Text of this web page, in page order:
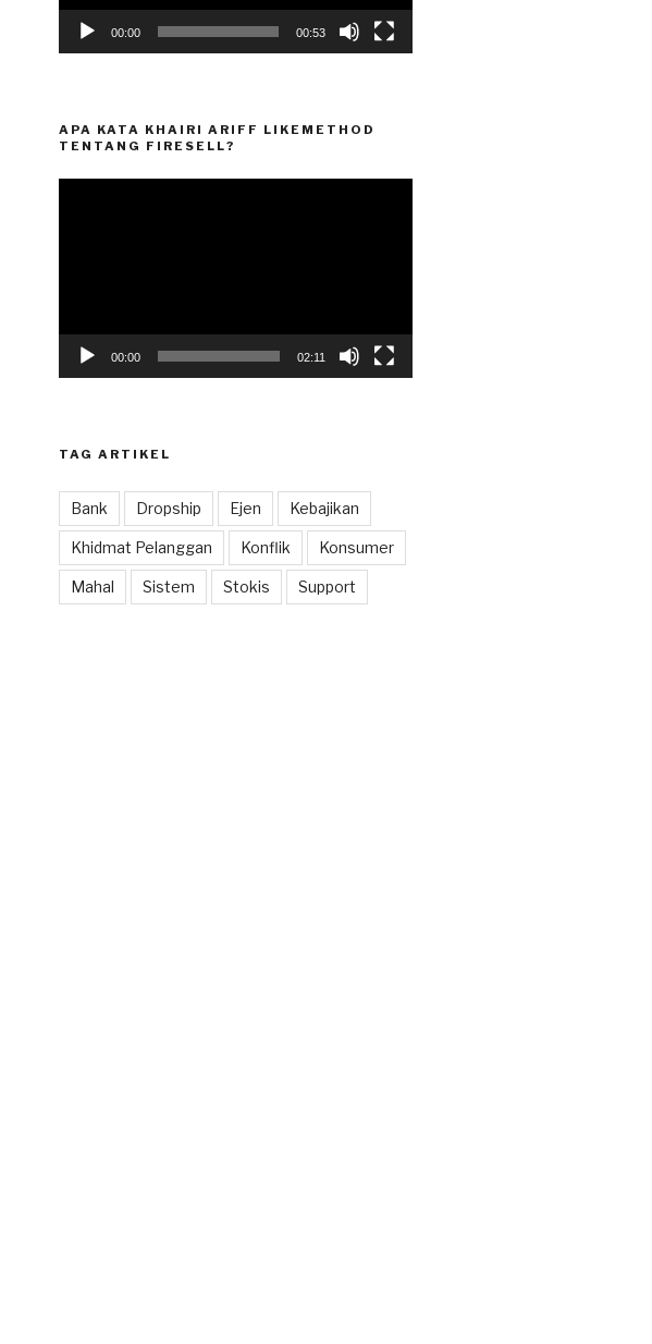
00:00 00:53
APA KATA KHAIRI ARIFF LIKEMETHOD
TENTANG FIRESELL?
00:00 02:11
TAG ARTIKEL
Bank Dropship Ejen Kebajikan
Khidmat Pelanggan Konflik Konsumer
Mahal Sistem Stokis Support